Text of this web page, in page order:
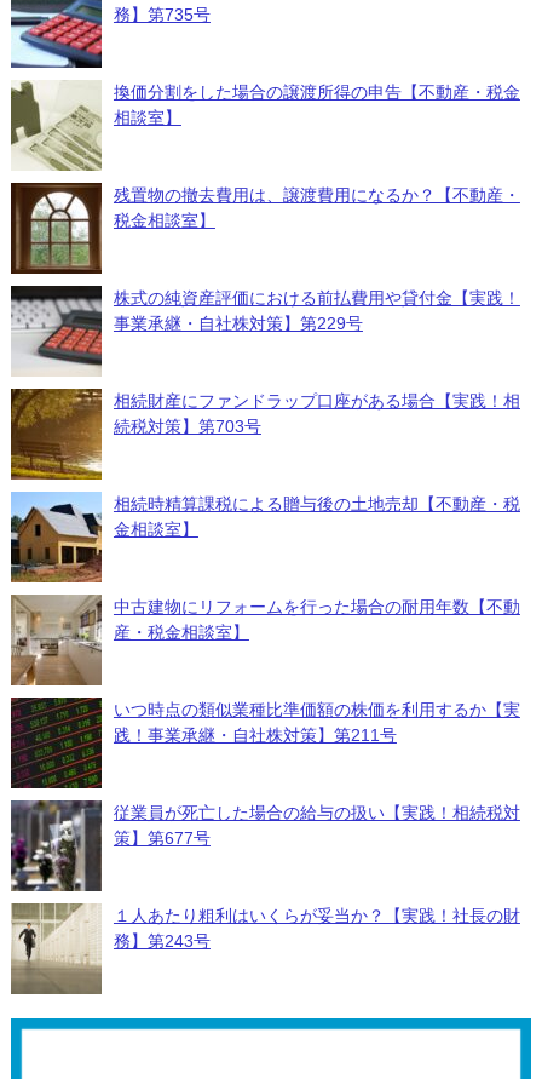
務】第735号
換価分割をした場合の譲渡所得の申告【不動産・税金
相談室】
残置物の撤去費用は、譲渡費用になるか？【不動産・
税金相談室】
株式の純資産評価における前払費用や貸付金【実践！
事業承継・自社株対策】第229号
相続財産にファンドラップ口座がある場合【実践！相
続税対策】第703号
相続時精算課税による贈与後の土地売却【不動産・税
金相談室】
中古建物にリフォームを行った場合の耐用年数【不動
産・税金相談室】
いつ時点の類似業種比準価額の株価を利用するか【実
践！事業承継・自社株対策】第211号
従業員が死亡した場合の給与の扱い【実践！相続税対
策】第677号
１人あたり粗利はいくらが妥当か？【実践！社長の財
務】第243号